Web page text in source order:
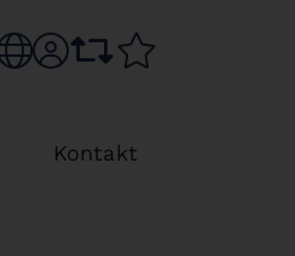
Choose language
sr.accountcomparison list
Kontakt